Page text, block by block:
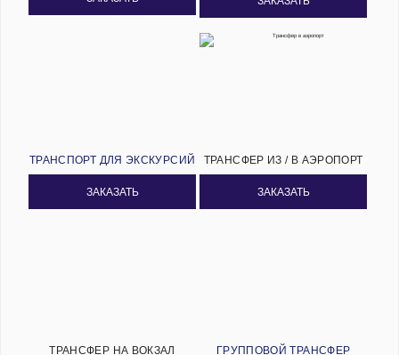
ТРАНСПОРТ ДЛЯ ЭКСКУРСИЙ
ЗАКАЗАТЬ
ТРАНСФЕР ИЗ / В АЭРОПОРТ
ЗАКАЗАТЬ
ТРАНСФЕР НА ВОКЗАЛ ГРУППОВОЙ ТРАНСФЕР